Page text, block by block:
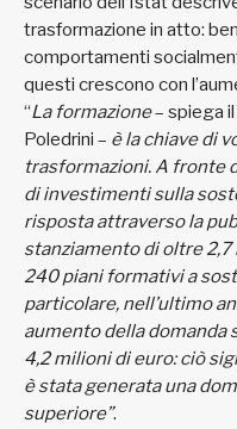
trasformazione in atto:
comportamenti
questi crescono con
“La formazione– spiega
Poledrini – è la chiave di
trasformazioni. A fronte
di investimenti sulla
risposta attraverso la
stanziamento di oltre
240 piani formativi a
particolare, nell’ultimo
aumento della domanda
4,2 milioni di euro: ciò
è stata generata una
superiore”.